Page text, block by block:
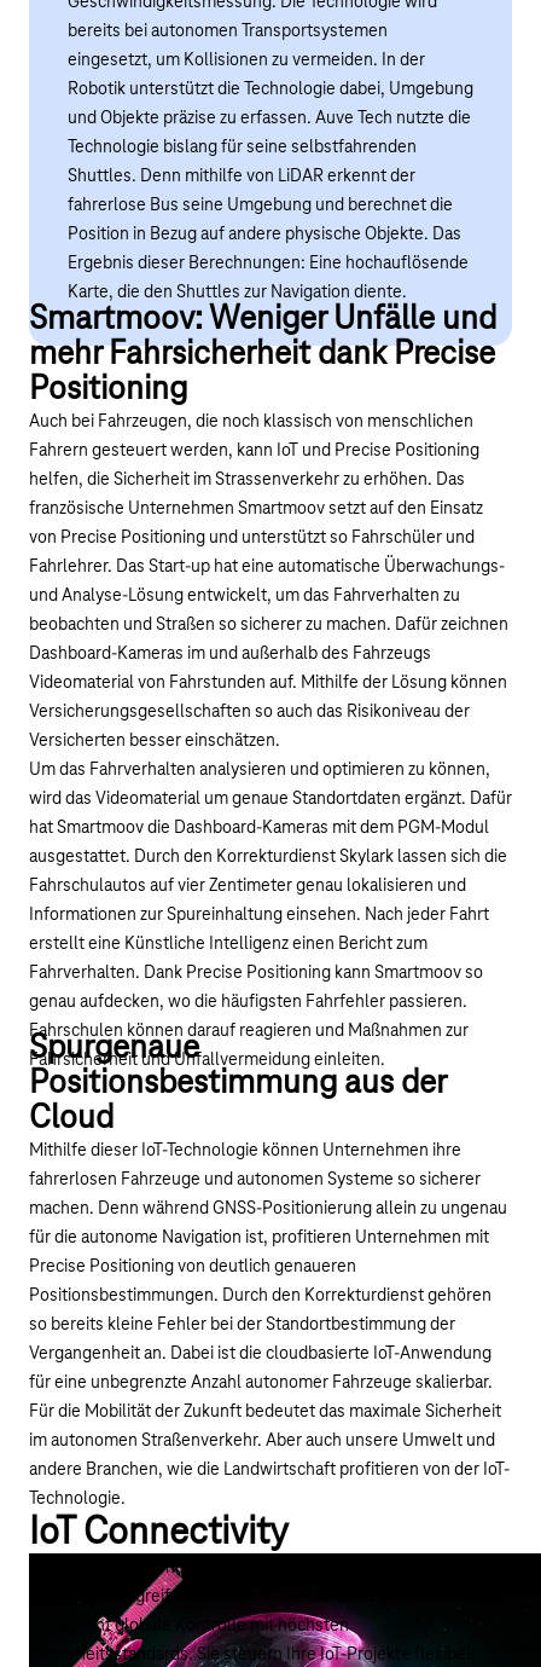
bereits bei autonomen Transportsystemen
eingesetzt, um Kollisionen zu vermeiden. In der
Robotik unterstützt die Technologie dabei, Umgebung
und Objekte präzise zu erfassen. Auve Tech nutzte die
Technologie bislang für seine selbstfahrenden
Shuttles. Denn mithilfe von LiDAR erkennt der
fahrerlose Bus seine Umgebung und berechnet die
Position in Bezug auf andere physische Objekte. Das
Ergebnis dieser Berechnungen: Eine hochauflösende
Karte, die den Shuttles zur Navigation diente.
Smartmoov: Weniger Unfälle und
mehr Fahrsicherheit dank Precise
Positioning
Auch bei Fahrzeugen, die noch klassisch von menschlichen
Fahrern gesteuert werden, kann IoT und Precise Positioning
helfen, die Sicherheit im Strassenverkehr zu erhöhen. Das
französische Unternehmen Smartmoov setzt auf den Einsatz
von Precise Positioning und unterstützt so Fahrschüler und
Fahrlehrer. Das Start-up hat eine automatische Überwachungs-
und Analyse-Lösung entwickelt, um das Fahrverhalten zu
beobachten und Straßen so sicherer zu machen. Dafür zeichnen
Dashboard-Kameras im und außerhalb des Fahrzeugs
Videomaterial von Fahrstunden auf. Mithilfe der Lösung können
Versicherungsgesellschaften so auch das Risikoniveau der
Versicherten besser einschätzen.
Um das Fahrverhalten analysieren und optimieren zu können,
wird das Videomaterial um genaue Standortdaten ergänzt. Dafür
hat Smartmoov die Dashboard-Kameras mit dem PGM-Modul
ausgestattet. Durch den KorrekturdienstSkylark lassen sich die
Fahrschulautos auf vier Zentimeter genau lokalisieren und
Informationen zur Spureinhaltung einsehen. Nach jeder Fahrt
erstellt eine Künstliche Intelligenz einen Bericht zum
Fahrverhalten. Dank Precise Positioning kann Smartmoov so
genau aufdecken, wo die häufigsten Fahrfehler passieren.
Fahrschulen können darauf reagieren und Maßnahmen zur
Fahrsicherheit und Unfallvermeidung einleiten.
Spurgenaue
Positionsbestimmung aus der
Cloud
Mithilfe dieser IoT-Technologie können Unternehmen ihre
fahrerlosen Fahrzeuge und autonomen Systeme so sicherer
machen. Denn während GNSS-Positionierung allein zu ungenau
für die autonome Navigation ist, profitieren Unternehmen mit
Precise Positioning von deutlich genaueren
Positionsbestimmungen. Durch den Korrekturdienst gehören
so bereits kleine Fehler bei der Standortbestimmung der
Vergangenheit an. Dabei ist die cloudbasierte IoT-Anwendung
für eine unbegrenzte Anzahl autonomer Fahrzeuge skalierbar.
Für die Mobilität der Zukunft bedeutet das maximale Sicherheit
im autonomen Straßenverkehr. Aber auch unsere Umwelt und
andere Branchen, wie die Landwirtschaft profitieren von der IoT-
Technologie.
IoT Connectivity
Die richtige IoT-Konnektivität koordiniert IoT-Verbindungen
plattformübergreifend, integriert Geräte und Daten via API und
ermöglicht globale Kontrolle mit höchsten
Sicherheitsstandards. Sie steuern Ihre IoT-Projekte flexibel,